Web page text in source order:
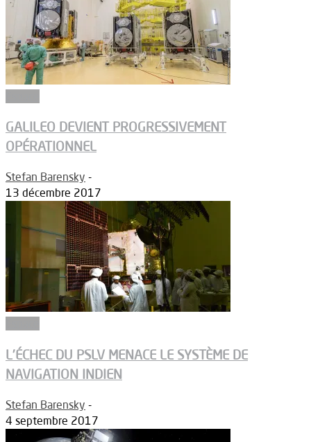
GALILEO DEVIENT PROGRESSIVEMENT
OPÉRATIONNEL
Stefan Barensky -
13 décembre 2017
L’ÉCHEC DU PSLV MENACE LE SYSTÈME DE
NAVIGATION INDIEN
Stefan Barensky -
4 septembre 2017